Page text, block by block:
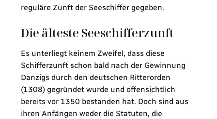
reguläre Zunft der Seeschiffer gegeben.
Die älteste Seeschifferzunft
Es unterliegt keinem Zweifel, dass diese
Schifferzunft schon bald nach der Gewinnung
Danzigs durch den deutschen Ritterorden
(1308) gegründet wurde und offensichtlich
bereits vor 1350 bestanden hat. Doch sind aus
ihren Anfängen weder die Statuten, die